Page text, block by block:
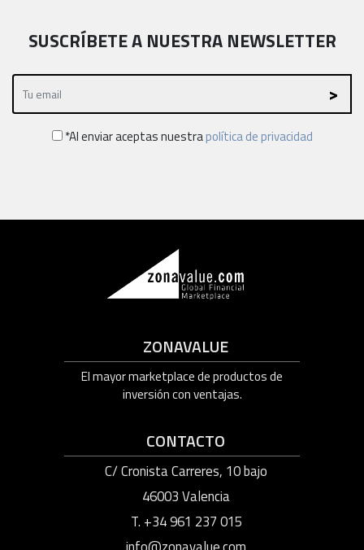
SUSCRÍBETE A NUESTRA NEWSLETTER
*Al enviar aceptas nuestrapolítica de privacidad
ZONAVALUE
El mayor marketplace de productos de
inversión con ventajas.
CONTACTO
C/ Cronista Carreres, 10 bajo
46003 Valencia
T. +34 961 237 015